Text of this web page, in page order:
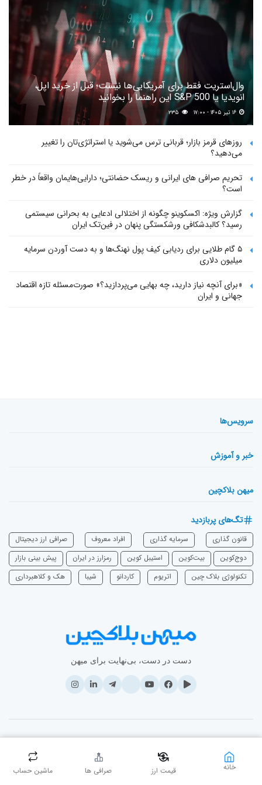
وال‌استریت فقط برای آمریکایی‌ها نیست؛ قبل از خرید اپل،
انویدیا یا S&P 500 این راهنما را بخوانید
۲۳۵
روزهای قرمز بازار؛ قربانی ترس می‌شوید یا استراتژی‌تان را تغییر
می‌دهید؟
تحریم صرافی های ایرانی و ریسک حضانتی؛ دارایی‌هایمان واقعاً در خطر
است؟
گزارش ویژه: اکسکوینو چگونه از اختلالی ادعایی به بحرانی سیستمی
رسید؟ کالبدشکافی ورشکستگی پنهان در فین‌تک ایران
۵ گام طلایی برای ردیابی کیف پول‌ نهنگ‌ها و به دست آوردن سرمایه
میلیون دلاری
«برای آنچه نیاز دارید، چه بهایی می‌پردازید؟» صورت‌مسئله تازه اقتصاد
جهانی و ایران
خانه قیمت ارز صرافی ها ماشین حساب
سرویس‌ها
خبر و آموزش
میهن بلاکچین
تگ‌های پربازدید
قانون گذاری سرمایه‌ گذاری افراد معروف
صرافی ارز دیجیتال
دوج‌کوین
بیت‌کوین استیبل کوین رمزارز در ایران
پیش بینی بازار
تکنولوژی بلاک چین
اتریوم ‌کاردانو شیبا هک و کلاهبرداری
دست در دست، بی‌نهایت برای میهن